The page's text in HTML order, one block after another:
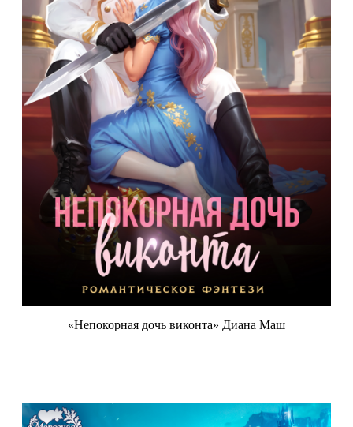
«Непокорная дочь виконта» Диана Маш